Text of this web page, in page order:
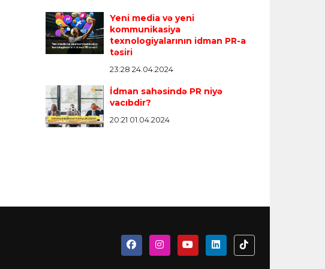
Yeni media və yeni
kommunikasiya
texnologiyalarının idman PR-a
təsiri
23:28 24.04.2024
İdman sahəsində PR niyə
vacıbdir?
20:21 01.04.2024